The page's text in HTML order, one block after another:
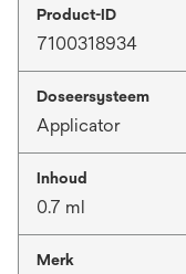
Product-ID
7100318934
Doseersysteem
Applicator
Inhoud
0.7 ml
Merk